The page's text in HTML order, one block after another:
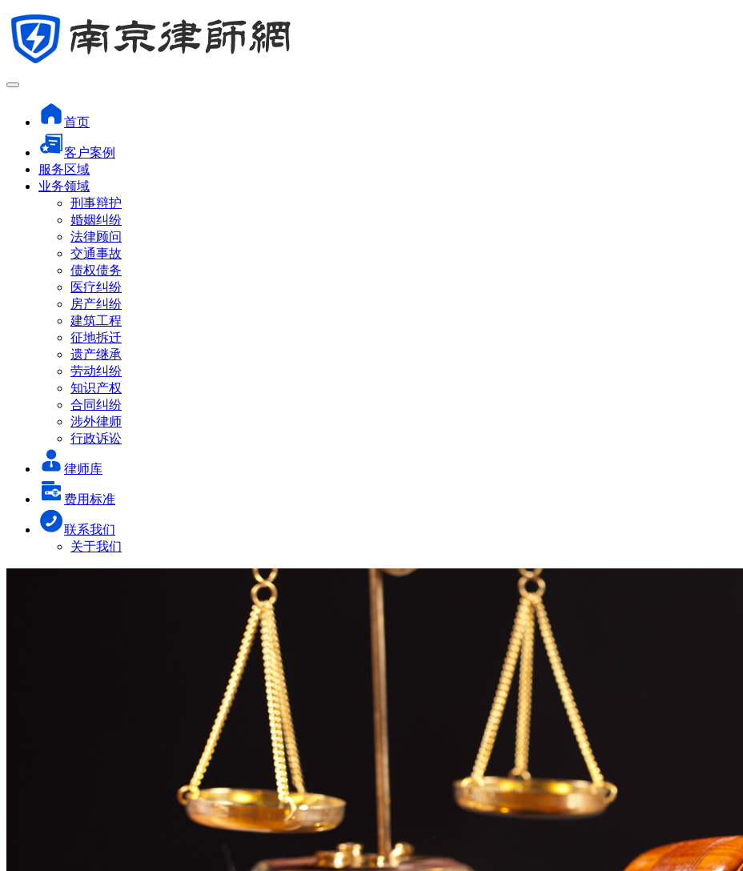
首页
客户案例
服务区域
业务领域
刑事辩护
婚姻纠纷
法律顾问
交通事故
债权债务
医疗纠纷
房产纠纷
建筑工程
征地拆迁
遗产继承
劳动纠纷
知识产权
合同纠纷
涉外律师
行政诉讼
律师库
费用标准
联系我们
关于我们